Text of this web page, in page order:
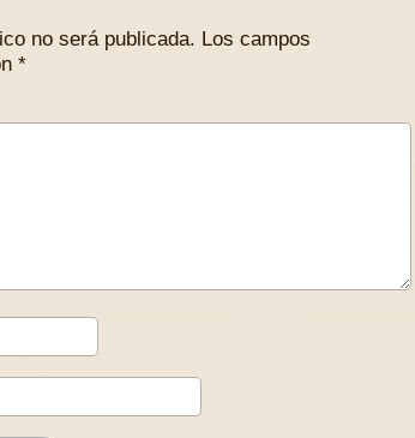
no será publicada. Los campos
*